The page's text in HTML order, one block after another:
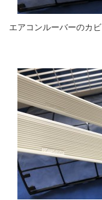
エアコンルーバーのカビ